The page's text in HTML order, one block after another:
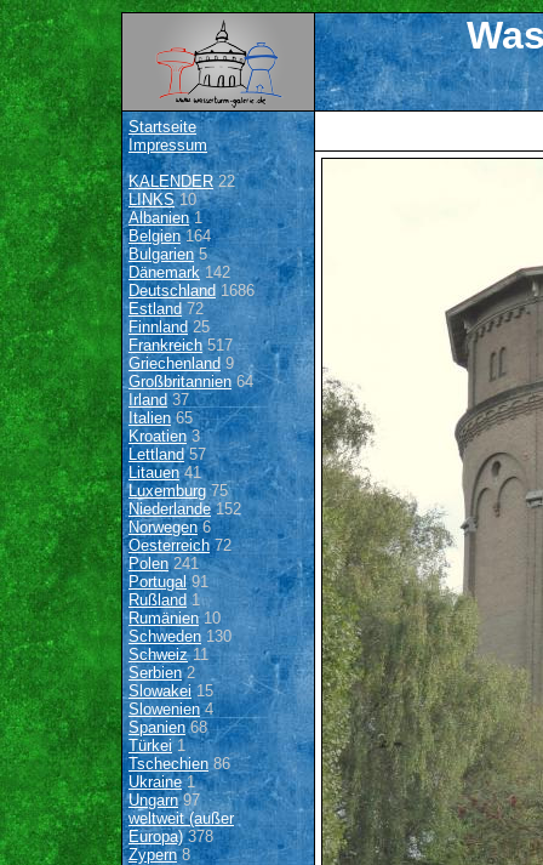
Startseite
Impressum
KALENDER22
LINKS10
Albanien1
Belgien164
Bulgarien 5
Dänemark142
Deutschland 1686
Estland 72
Finnland 25
Frankreich517
Griechenland9
Großbritannien64
Irland 37
Italien65
Kroatien3
Lettland57
Litauen41
Luxemburg 75
Niederlande152
Norwegen6
Oesterreich72
Polen 241
Portugal91
Rußland 1
Rumänien10
Schweden 130
Schweiz11
Serbien2
Slowakei15
Slowenien4
Spanien68
Türkei1
Tschechien 86
Ukraine1
Ungarn97
weltweit (außer
Europa)378
Zypern8